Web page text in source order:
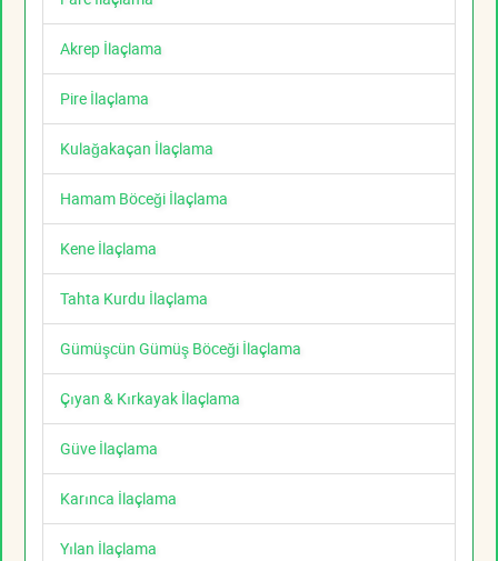
Akrep İlaçlama
Pire İlaçlama
Kulağakaçan İlaçlama
Hamam Böceği İlaçlama
Kene İlaçlama
Tahta Kurdu İlaçlama
Gümüşcün Gümüş Böceği İlaçlama
Çıyan & Kırkayak İlaçlama
Güve İlaçlama
Karınca İlaçlama
Yılan İlaçlama